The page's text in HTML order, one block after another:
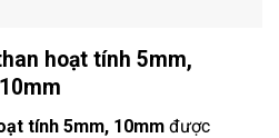
hoạt tính 5mm,
10mm
tính 5mm, 10mm được